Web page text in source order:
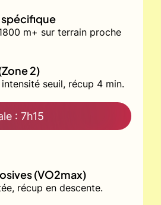
spécifique
m+ sur terrain proche
2)
intensité seuil, récup 4 min.
: 7h15
(VO2max)
récup en descente.